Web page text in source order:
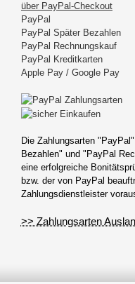
über PayPal-Checkout
PayPal
PayPal Später Bezahlen
PayPal Rechnungskauf
PayPal Kreditkarten
Apple Pay / Google Pay
Die Zahlungsarten
Bezahlen" und "PayPal
eine erfolgreiche
bzw. der von PayPal
Zahlungsdienstleister
>> Zahlungsarten